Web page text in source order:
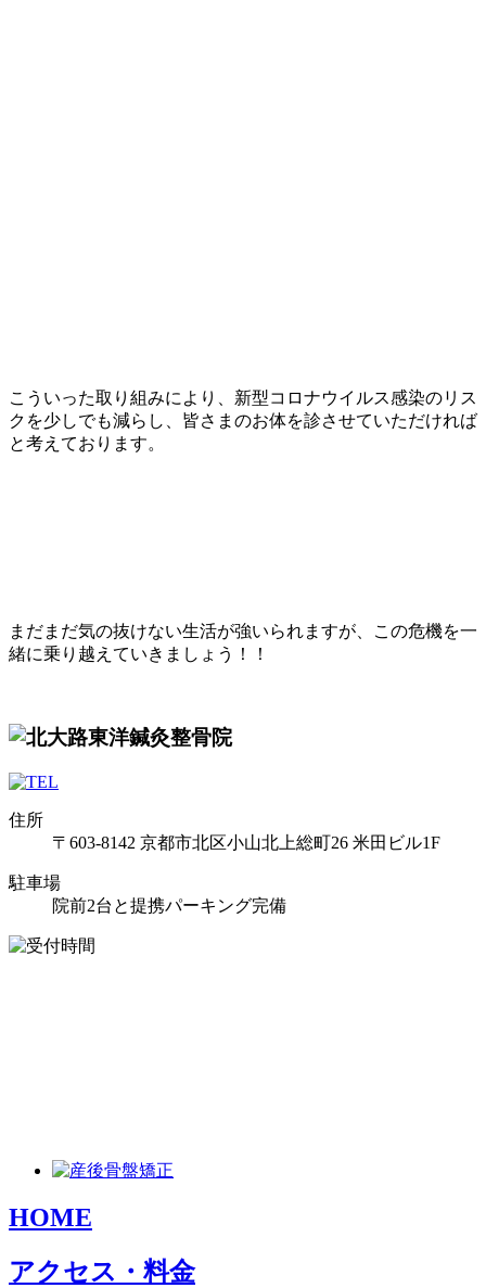
こういった取り組みにより、新型コロナウイルス感染のリス
クを少しでも減らし、皆さまのお体を診させていただければ
と考えております。
まだまだ気の抜けない生活が強いられますが、この危機を一
緒に乗り越えていきましょう！！
住所
〒603-8142 京都市北区小山北上総町26 米田ビル1F
駐車場
院前2台と提携パーキング完備
HOME
アクセス・料金